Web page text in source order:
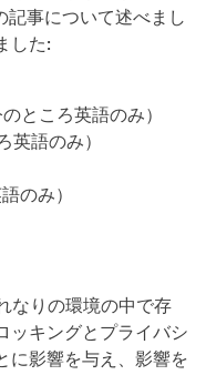
記事について述べまし
した:
のところ英語のみ）
英語のみ）
のみ）
なりの環境の中で存
ッキングとプライバシ
に影響を与え、影響を